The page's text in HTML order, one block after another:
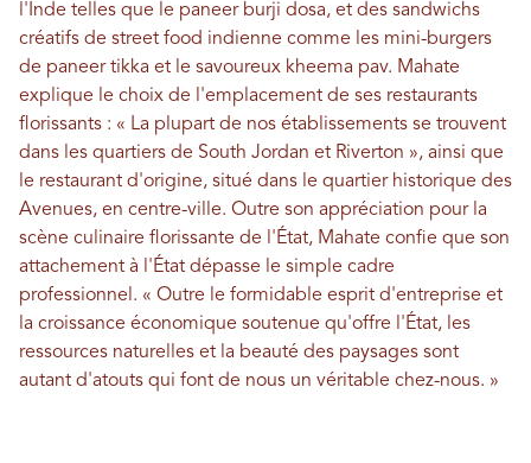
l'Inde telles que le paneer burji dosa, et des sandwichs
créatifs de street food indienne comme les mini-burgers
de paneer tikka et le savoureux kheema pav. Mahate
explique le choix de l'emplacement de ses restaurants
florissants : « La plupart de nos établissements se trouvent
dans les quartiers de South Jordan et Riverton », ainsi que
le restaurant d'origine, situé dans le quartier historique des
Avenues, en centre-ville. Outre son appréciation pour la
scène culinaire florissante de l'État, Mahate confie que son
attachement à l'État dépasse le simple cadre
professionnel. « Outre le formidable esprit d'entreprise et
la croissance économique soutenue qu'offre l'État, les
ressources naturelles et la beauté des paysages sont
autant d'atouts qui font de nous un véritable chez-nous. »